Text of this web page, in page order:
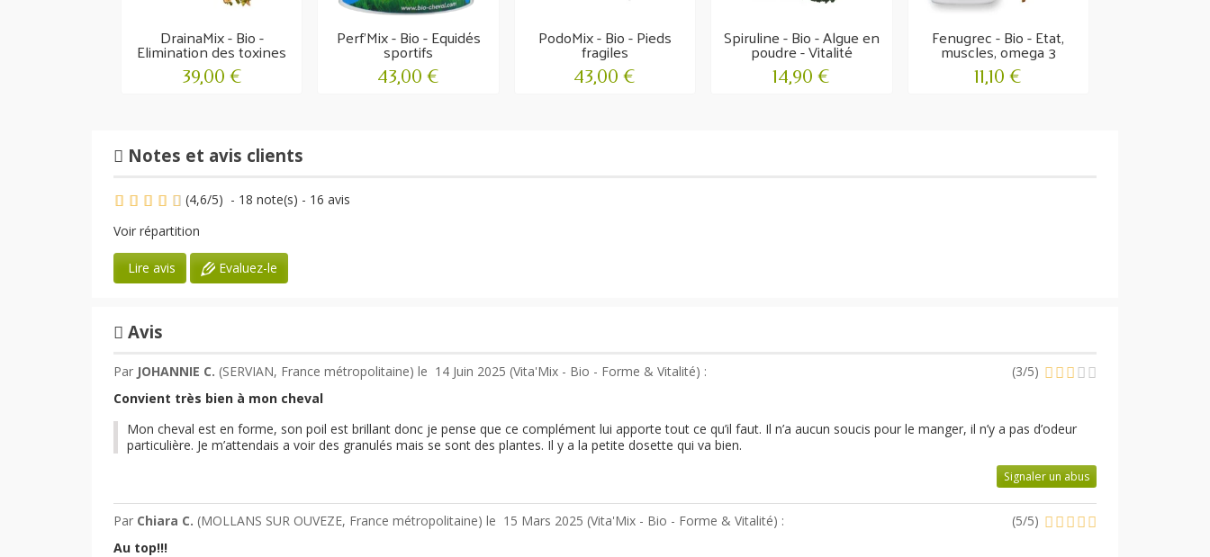
DrainaMix - Bio -
Elimination des toxines
39,00 €
Perf'Mix - Bio - Equidés
sportifs
43,00 €
PodoMix - Bio - Pieds
fragiles
43,00 €
Spiruline - Bio - Algue en
poudre - Vitalité
14,90 €
Fenugrec - Bio - Etat,
muscles, omega 3
11,10 €
Notes et avis clients
(4,6/5) - 18 note(s) - 16 avis
Voir répartition
Lire avis Evaluez-le
Avis
Par JOHANNIE C. (SERVIAN, France métropolitaine) le 14 Juin 2025 (Vita'Mix - Bio - Forme & Vitalité) : (3/5)
Convient très bien à mon cheval
Mon cheval est en forme, son poil est brillant donc je pense que ce complément lui apporte tout ce qu’il faut. Il n’a aucun soucis pour le manger, il n’y a pas d’odeur
particulière. Je m’attendais a voir des granulés mais se sont des plantes. Il y a la petite dosette qui va bien.
Signaler un abus
Par Chiara C. (MOLLANS SUR OUVEZE, France métropolitaine) le 15 Mars 2025 (Vita'Mix - Bio - Forme & Vitalité) : (5/5)
Au top!!!